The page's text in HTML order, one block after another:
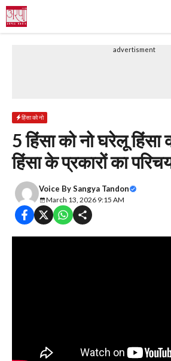
Skip
to
content
advertisment
हिंसा को नो
5 हिंसा को नो घरेलू
हिंसा के प्रकारों का
Voice BySangya Tandon
March 13, 2026 9:15 AM